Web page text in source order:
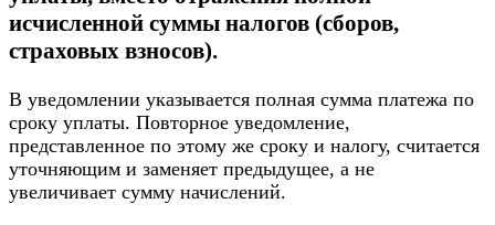
исчисленной суммы налогов (сборов,
страховых взносов).
В уведомлении указывается полная сумма платежа по
сроку уплаты. Повторное уведомление,
представленное по этому же сроку и налогу, считается
уточняющим и заменяет предыдущее, а не
увеличивает сумму начислений.